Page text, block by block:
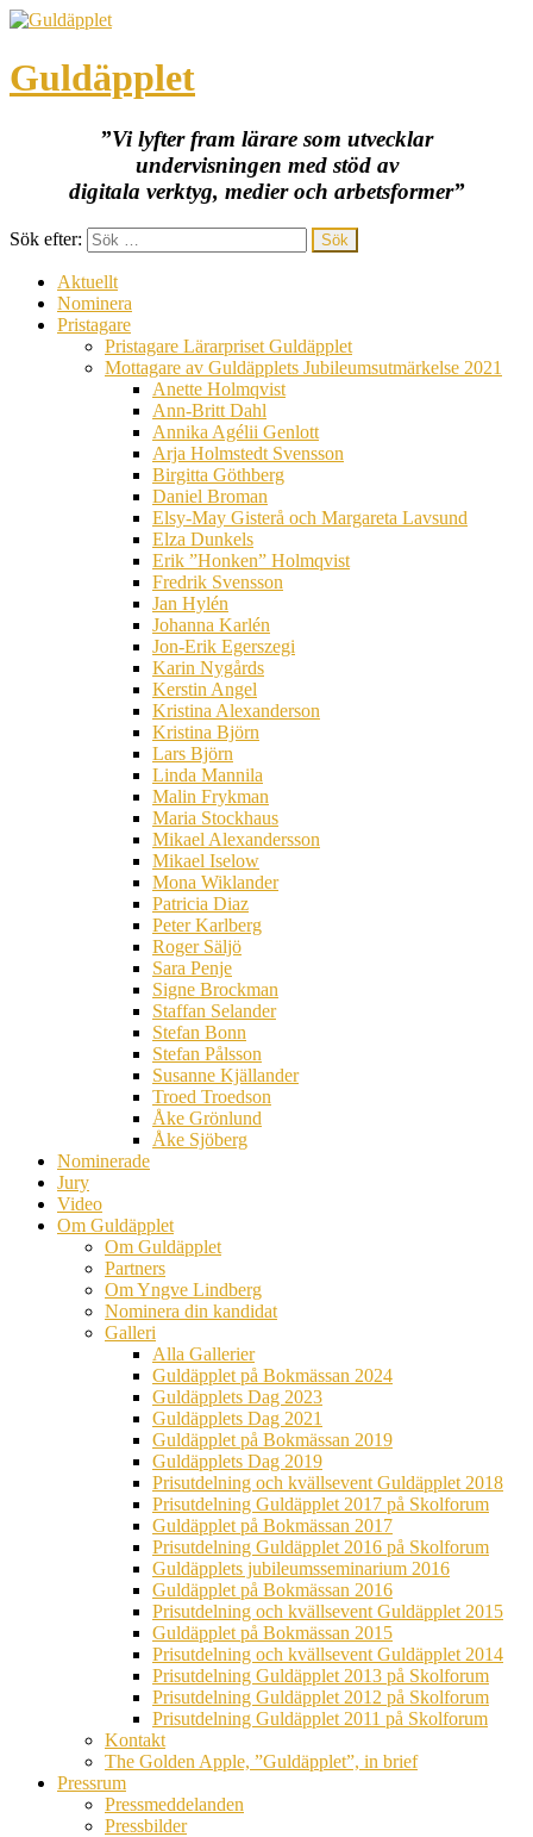
Guldäpplet
”Vi lyfter fram lärare som utvecklar
undervisningen med stöd av
digitala verktyg, medier och arbetsformer”
Sök efter:
Aktuellt
Nominera
Pristagare
Pristagare Lärarpriset Guldäpplet
Mottagare av Guldäpplets Jubileumsutmärkelse 2021
Anette Holmqvist
Ann-Britt Dahl
Annika Agélii Genlott
Arja Holmstedt Svensson
Birgitta Göthberg
Daniel Broman
Elsy-May Gisterå och Margareta Lavsund
Elza Dunkels
Erik ”Honken” Holmqvist
Fredrik Svensson
Jan Hylén
Johanna Karlén
Jon-Erik Egerszegi
Karin Nygårds
Kerstin Angel
Kristina Alexanderson
Kristina Björn
Lars Björn
Linda Mannila
Malin Frykman
Maria Stockhaus
Mikael Alexandersson
Mikael Iselow
Mona Wiklander
Patricia Diaz
Peter Karlberg
Roger Säljö
Sara Penje
Signe Brockman
Staffan Selander
Stefan Bonn
Stefan Pålsson
Susanne Kjällander
Troed Troedson
Åke Grönlund
Åke Sjöberg
Nominerade
Jury
Video
Om Guldäpplet
Om Guldäpplet
Partners
Om Yngve Lindberg
Nominera din kandidat
Galleri
Alla Gallerier
Guldäpplet på Bokmässan 2024
Guldäpplets Dag 2023
Guldäpplets Dag 2021
Guldäpplet på Bokmässan 2019
Guldäpplets Dag 2019
Prisutdelning och kvällsevent Guldäpplet 2018
Prisutdelning Guldäpplet 2017 på Skolforum
Guldäpplet på Bokmässan 2017
Prisutdelning Guldäpplet 2016 på Skolforum
Guldäpplets jubileumsseminarium 2016
Guldäpplet på Bokmässan 2016
Prisutdelning och kvällsevent Guldäpplet 2015
Guldäpplet på Bokmässan 2015
Prisutdelning och kvällsevent Guldäpplet 2014
Prisutdelning Guldäpplet 2013 på Skolforum
Prisutdelning Guldäpplet 2012 på Skolforum
Prisutdelning Guldäpplet 2011 på Skolforum
Kontakt
The Golden Apple, ”Guldäpplet”, in brief
Pressrum
Pressmeddelanden
Pressbilder